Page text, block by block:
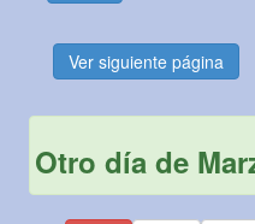
Ver siguiente página
Otro día de